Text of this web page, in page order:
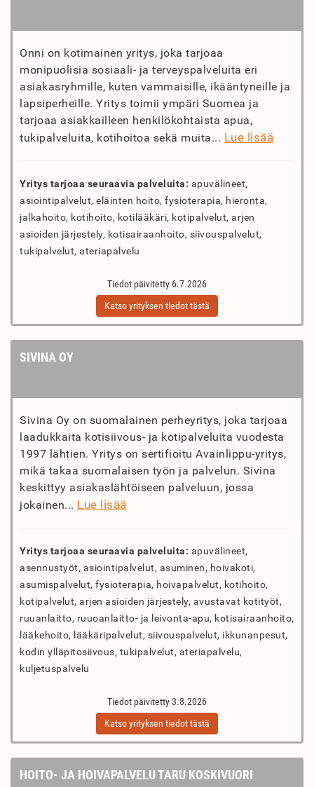
Onni on kotimainen yritys, joka tarjoaa
monipuolisia sosiaali- ja terveyspalveluita eri
asiakasryhmille, kuten vammaisille, ikääntyneille ja
lapsiperheille. Yritys toimii ympäri Suomea ja
tarjoaa asiakkailleen henkilökohtaista apua,
tukipalveluita, kotihoitoa sekä muita... Lue lisää
Yritys tarjoaa seuraavia palveluita: apuvälineet,
asiointipalvelut, eläinten hoito, fysioterapia, hieronta,
jalkahoito, kotihoito, kotilääkäri, kotipalvelut, arjen
asioiden järjestely, kotisairaanhoito, siivouspalvelut,
tukipalvelut, ateriapalvelu
Tiedot päivitetty 6.7.2026
Katso yrityksen tiedot tästä
SIVINA OY
Sivina Oy on suomalainen perheyritys, joka tarjoaa
laadukkaita kotisiivous- ja kotipalveluita vuodesta
1997 lähtien. Yritys on sertifioitu Avainlippu-yritys,
mikä takaa suomalaisen työn ja palvelun. Sivina
keskittyy asiakaslähtöiseen palveluun, jossa
jokainen... Lue lisää
Yritys tarjoaa seuraavia palveluita: apuvälineet,
asennustyöt, asiointipalvelut, asuminen, hoivakoti,
asumispalvelut, fysioterapia, hoivapalvelut, kotihoito,
kotipalvelut, arjen asioiden järjestely, avustavat kotityöt,
ruuanlaitto, ruuoanlaitto- ja leivonta-apu, kotisairaanhoito,
lääkehoito, lääkäripalvelut, siivouspalvelut, ikkunanpesut,
kodin ylläpitosiivous, tukipalvelut, ateriapalvelu,
kuljetuspalvelu
Tiedot päivitetty 3.8.2026
Katso yrityksen tiedot tästä
HOITO- JA HOIVAPALVELU TARU KOSKIVUORI